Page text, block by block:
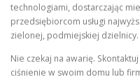
technologiami, dostarczając
przedsiębiorcom usługi
zielonej, podmiejskiej dzielnicy.
Nie czekaj na awarię.
ciśnienie w swoim domu lub